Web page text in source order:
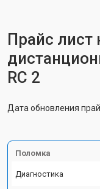
Прайс лист
RC 2
Дата обновления
Поломка
Диагностика